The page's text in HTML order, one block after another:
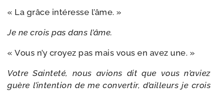
« La grâce inté­resse l’âme. »
Je ne crois pas dans l’âme.
« Vous n’y croyez pas mais vous en avez une. »
Votre Sainteté, nous avions dit que vous n’a­viez
guère l’in­ten­tion de me conver­tir, d’ailleurs je crois